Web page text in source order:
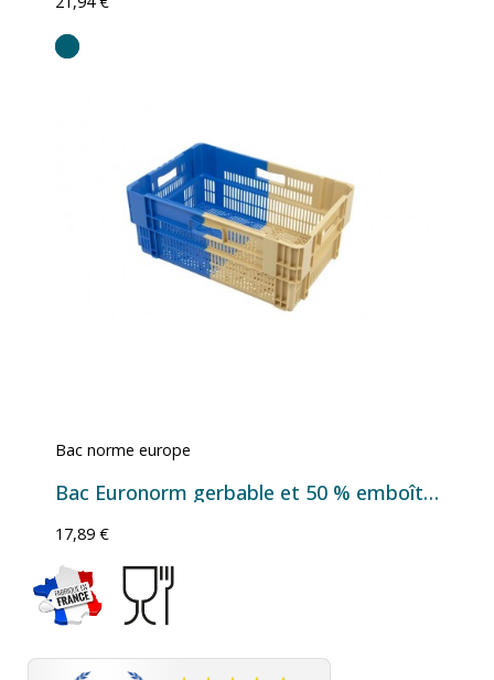
Bac norme europe
Bac Euronorm gerbable et 50 % emboîtable à parois et fond ajourés - 47 L - 600×400×246 mm
17,89 €